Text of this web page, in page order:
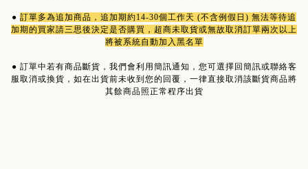
● 訂單多為追加商品 ，追加期約14-30個工作天 (不含例假日) 無法等待追
加期的買家請三思後決定是否購買，超商未取貨或無故取消訂單兩次以上
將被系統自動加入黑名單
● 訂單中若有商品斷貨，我們會利用簡訊通知，您可選擇回簡訊或聯絡客
服取消或換貨，如在出貨前未收到您的回覆，一律直接取消該斷貨商品將
其餘商品照正常程序出貨